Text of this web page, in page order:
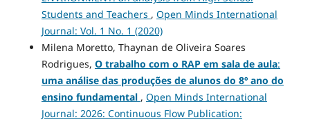
Students and Teachers , Open Minds International
Journal: Vol. 1 No. 1 (2020)
Milena Moretto, Thaynan de Oliveira Soares
Rodrigues, O trabalho com o RAP em sala de aula:
uma análise das produções de alunos do 8º ano do
ensino fundamental , Open Minds International
Journal: 2026: Continuous Flow Publication: